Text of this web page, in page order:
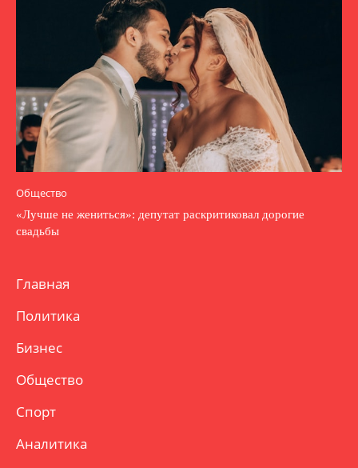
Общество
«Лучше не жениться»: депутат раскритиковал дорогие
свадьбы
Главная
Политика
Бизнес
Общество
Спорт
Аналитика